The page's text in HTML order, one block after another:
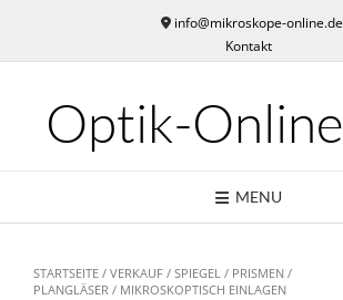
content
info@mikroskope-online.de
Kontakt
Optik-Online
MENU
STARTSEITE / VERKAUF / SPIEGEL / PRISMEN /
PLANGLÄSER / MIKROSKOPTISCH EINLAGEN